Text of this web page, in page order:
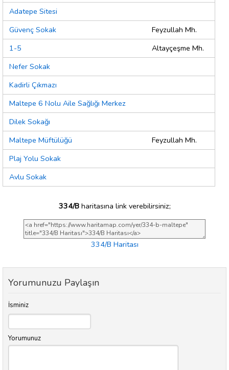
Adatepe Sitesi
Güvenç Sokak
Feyzullah Mh.
1-5
Altayçeşme Mh.
Nefer Sokak
Kadirli Çıkmazı
Maltepe 6 Nolu Aile Sağlığı Merkez
Dilek Sokağı
Maltepe Müftülüğü
Feyzullah Mh.
Plaj Yolu Sokak
Avlu Sokak
334/Bharitasına link verebilirsiniz;
334/B Haritası
Yorumunuzu Paylaşın
İsminiz
Yorumunuz